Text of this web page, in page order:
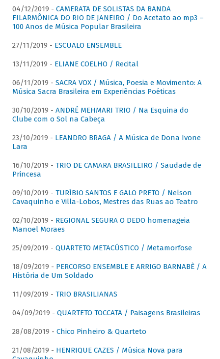
04/12/2019 - CAMERATA DE SOLISTAS DA BANDA
FILARMÔNICA DO RIO DE JANEIRO / Do Acetato ao mp3 –
100 Anos de Música Popular Brasileira
27/11/2019 - ESCUALO ENSEMBLE
13/11/2019 - ELIANE COELHO / Recital
06/11/2019 - SACRA VOX / Música, Poesia e Movimento: A
Música Sacra Brasileira em Experiências Poéticas
30/10/2019 - ANDRÉ MEHMARI TRIO / Na Esquina do
Clube com o Sol na Cabeça
23/10/2019 - LEANDRO BRAGA / A Música de Dona Ivone
Lara
16/10/2019 - TRIO DE CAMARA BRASILEIRO / Saudade de
Princesa
09/10/2019 - TURÍBIO SANTOS E GALO PRETO / Nelson
Cavaquinho e Villa-Lobos, Mestres das Ruas ao Teatro
02/10/2019 - REGIONAL SEGURA O DEDO homenageia
Manoel Moraes
25/09/2019 - QUARTETO METACÚSTICO / Metamorfose
18/09/2019 - PERCORSO ENSEMBLE E ARRIGO BARNABÈ / A
História de Um Soldado
11/09/2019 - TRIO BRASILIANAS
04/09/2019 - QUARTETO TOCCATA / Paisagens Brasileiras
28/08/2019 - Chico Pinheiro & Quarteto
21/08/2019 - HENRIQUE CAZES / Música Nova para